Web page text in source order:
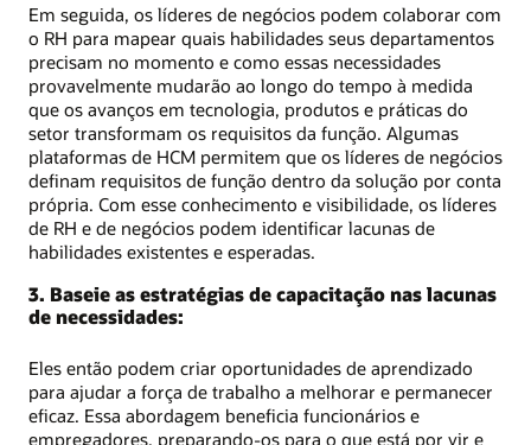
Em seguida, os líderes de negócios podem colaborar com
o RH para mapear quais habilidades seus departamentos
precisam no momento e como essas necessidades
provavelmente mudarão ao longo do tempo à medida
que os avanços em tecnologia, produtos e práticas do
setor transformam os requisitos da função. Algumas
plataformas de HCM permitem que os líderes de negócios
definam requisitos de função dentro da solução por conta
própria. Com esse conhecimento e visibilidade, os líderes
de RH e de negócios podem identificar lacunas de
habilidades existentes e esperadas.
3. Baseie as estratégias de capacitação nas lacunas
de necessidades:
Eles então podem criar oportunidades de aprendizado
para ajudar a força de trabalho a melhorar e permanecer
eficaz. Essa abordagem beneficia funcionários e
empregadores, preparando-os para o que está por vir e